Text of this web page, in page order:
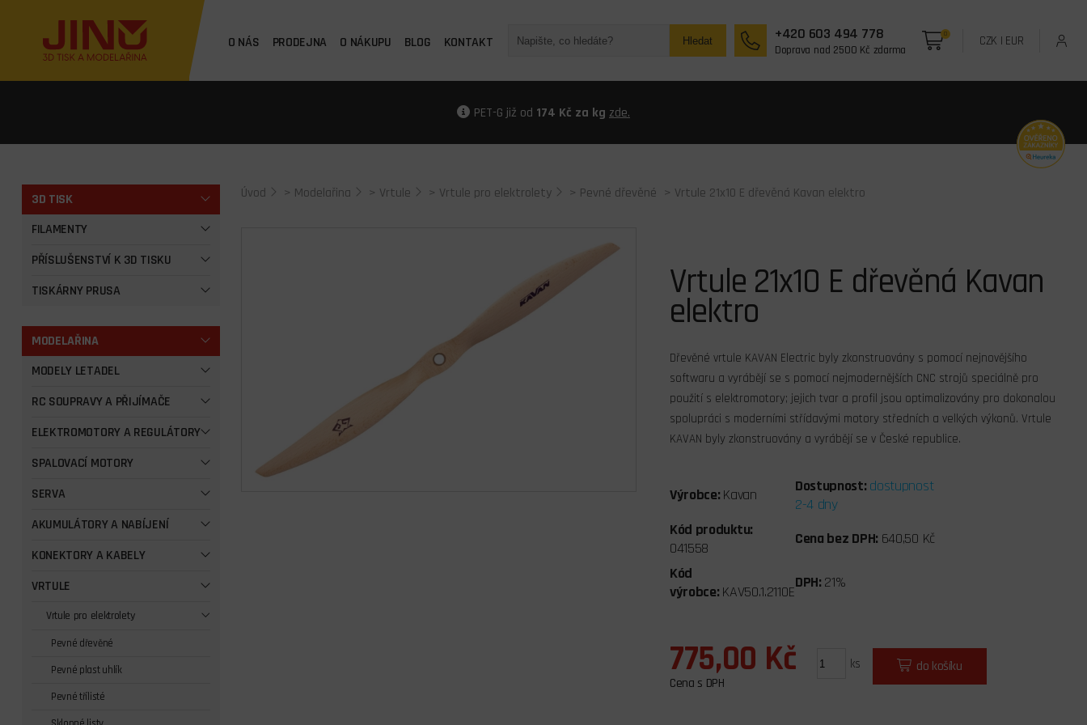
O NÁS PRODEJNA O NÁKUPU BLOG KONTAKT Hledat +420 603 494 778
Doprava nad 2500 Kč zdarma
0 CZK | EUR
PET-G již od 174 Kč za kg zde.
3D TISK
FILAMENTY
PŘÍSLUŠENSTVÍ K 3D TISKU
TISKÁRNY PRUSA
MODELAŘINA
MODELY LETADEL
RC SOUPRAVY A PŘIJÍMAČE
ELEKTROMOTORY A REGULÁTORY
SPALOVACÍ MOTORY
SERVA
AKUMULÁTORY A NABÍJENÍ
KONEKTORY A KABELY
VRTULE
Vrtule pro elektrolety
Pevné dřevěné
Pevné plast uhlík
Pevné třílisté
Úvod > Modelařina > Vrtule > Vrtule pro elektrolety > Pevné dřevěné > Vrtule 21x10 E dřevěná Kavan elektro
Vrtule 21x10 E dřevěná Kavan
elektro
Dřevěné vrtule KAVAN Electric byly zkonstruovány s pomocí nejnovějšího
softwaru a vyrábějí se s pomocí nejmodernějších CNC strojů speciálně pro
použití s elektromotory; jejich tvar a profil jsou optimalizovány pro dokonalou
spolupráci s moderními střídavými motory středních a velkých výkonů. Vrtule
KAVAN byly zkonstruovány a vyrábějí se v České republice.
Výrobce: Kavan Dostupnost: dostupnost
2-4 dny
Kód produktu:
041558
Cena bez DPH: 640,50 Kč
Kód
výrobce: KAV50.1.2110E
DPH: 21%
775,00 Kč
Cena s DPH
ks do košíku